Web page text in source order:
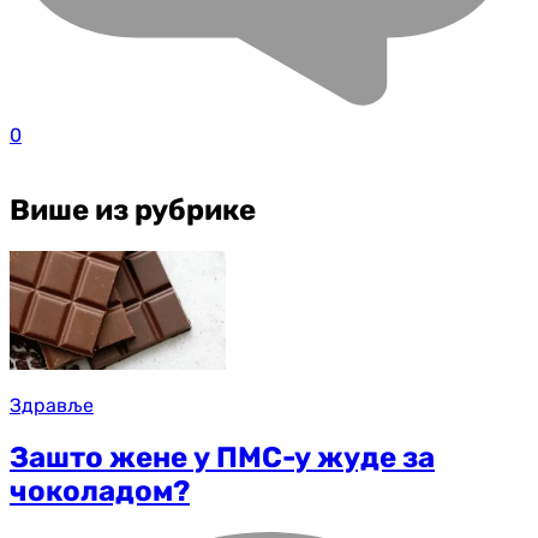
0
Више из рубрике
Здравље
Зашто жене у ПМС-у жуде за
чоколадом?